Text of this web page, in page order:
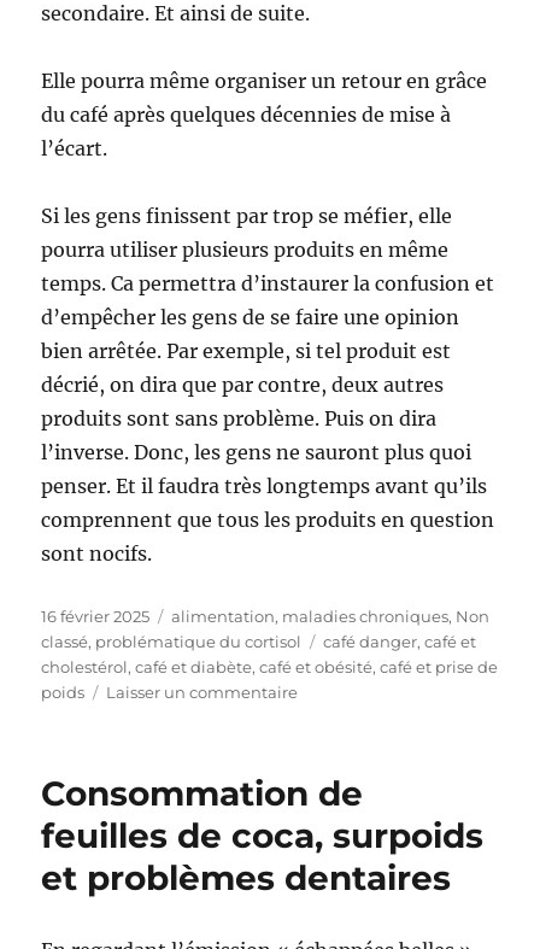
secondaire. Et ainsi de suite.
Elle pourra même organiser un retour en grâce
du café après quelques décennies de mise à
l’écart.
Si les gens finissent par trop se méfier, elle
pourra utiliser plusieurs produits en même
temps. Ca permettra d’instaurer la confusion et
d’empêcher les gens de se faire une opinion
bien arrêtée. Par exemple, si tel produit est
décrié, on dira que par contre, deux autres
produits sont sans problème. Puis on dira
l’inverse. Donc, les gens ne sauront plus quoi
penser. Et il faudra très longtemps avant qu’ils
comprennent que tous les produits en question
sont nocifs.
Publié
le
16 février 2025 Catégories
alimentation, maladies chroniques, Non
classé, problématique du cortisol Étiquettes
café danger,café et
cholestérol,café et diabète,café et obésité,café et prise de
poids
Laisser un commentaire
problème
santé
mondial
Consommation de
feuilles de coca, surpoids
et problèmes dentaires